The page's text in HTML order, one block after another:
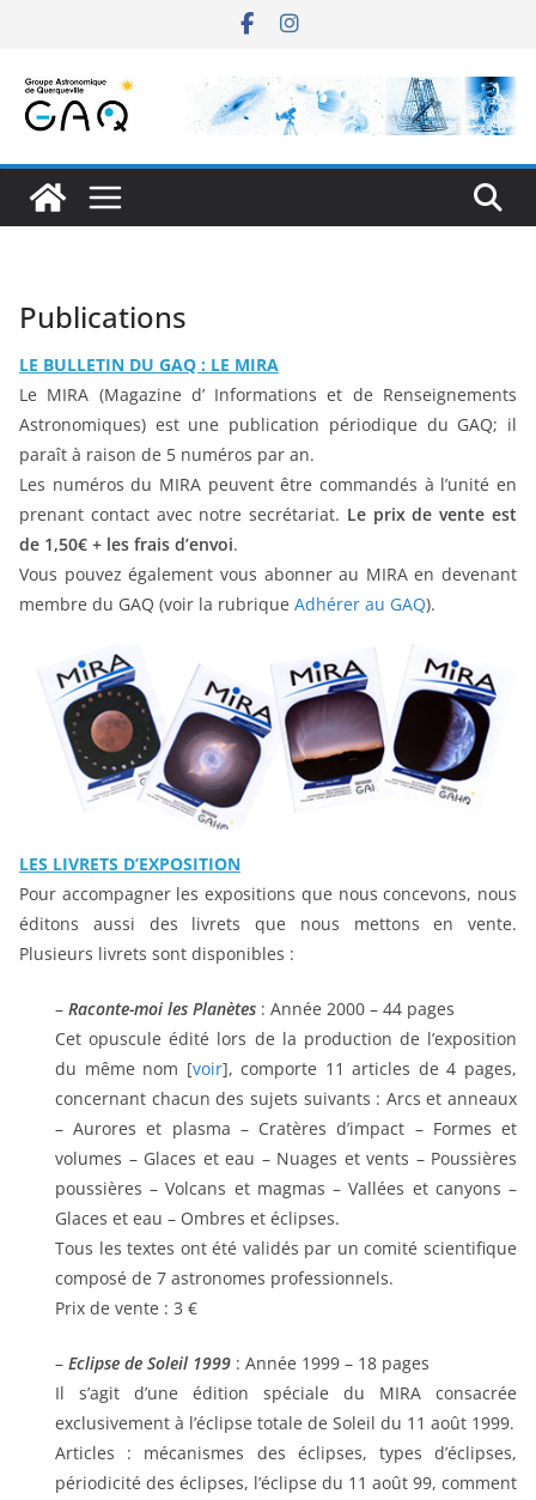
contenu
Publications
LE BULLETIN DU GAQ : LE MIRA
Le MIRA (Magazine d’ Informations et de Renseignements
Astronomiques) est une publication périodique du GAQ; il
paraît à raison de 5 numéros par an.
Les numéros du MIRA peuvent être commandés à l’unité en
prenant contact avec notre secrétariat. Le prix de vente est
de 1,50€ + les frais d’envoi.
Vous pouvez également vous abonner au MIRA en devenant
membre du GAQ (voir la rubrique Adhérer au GAQ).
LES LIVRETS D’EXPOSITION
Pour accompagner les expositions que nous concevons, nous
éditons aussi des livrets que nous mettons en vente.
Plusieurs livrets sont disponibles :
– Raconte-moi les Planètes : Année 2000 – 44 pages
Cet opuscule édité lors de la production de l’exposition
du même nom [voir], comporte 11 articles de 4 pages,
concernant chacun des sujets suivants : Arcs et anneaux
– Aurores et plasma – Cratères d’impact – Formes et
volumes – Glaces et eau – Nuages et vents – Poussières
poussières – Volcans et magmas – Vallées et canyons –
Glaces et eau – Ombres et éclipses.
Tous les textes ont été validés par un comité scientifique
composé de 7 astronomes professionnels.
Prix de vente : 3 €
– Eclipse de Soleil 1999 : Année 1999 – 18 pages
Il s’agit d’une édition spéciale du MIRA consacrée
exclusivement à l’éclipse totale de Soleil du 11 août 1999.
Articles : mécanismes des éclipses, types d’éclipses,
périodicité des éclipses, l’éclipse du 11 août 99, comment